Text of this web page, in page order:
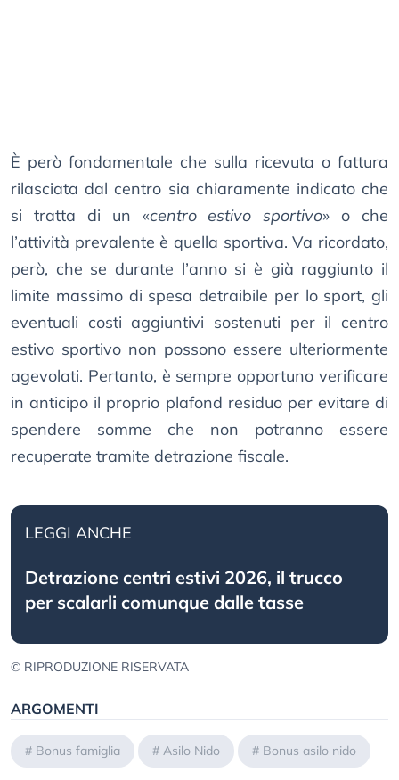
È però fondamentale che sulla ricevuta o fattura
rilasciata dal centro sia chiaramente indicato che
si tratta di un «centro estivo sportivo» o che
l’attività prevalente è quella sportiva. Va ricordato,
però, che se durante l’anno si è già raggiunto il
limite massimo di spesa detraibile per lo sport, gli
eventuali costi aggiuntivi sostenuti per il centro
estivo sportivo non possono essere ulteriormente
agevolati. Pertanto, è sempre opportuno verificare
in anticipo il proprio plafond residuo per evitare di
spendere somme che non potranno essere
recuperate tramite detrazione fiscale.
LEGGI ANCHE
Detrazione centri estivi 2026, il trucco
per scalarli comunque dalle tasse
© RIPRODUZIONE RISERVATA
ARGOMENTI
# Bonus famiglia # Asilo Nido # Bonus asilo nido